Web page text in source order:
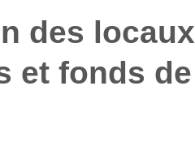
des locaux
et fonds de